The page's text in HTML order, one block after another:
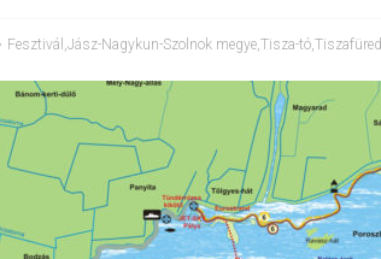
Fesztivál ,Jász-Nagykun-Szolnok megye,Tisza-tó,Tiszafüred